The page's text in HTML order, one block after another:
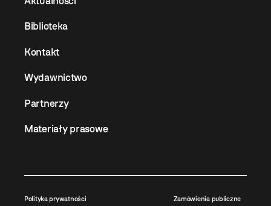
Biblioteka
Kontakt
Wydawnictwo
Partnerzy
Materiały prasowe
Polityka prywatności Zamówienia publiczne